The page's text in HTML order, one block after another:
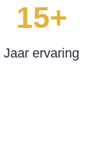
15+
Jaar ervaring